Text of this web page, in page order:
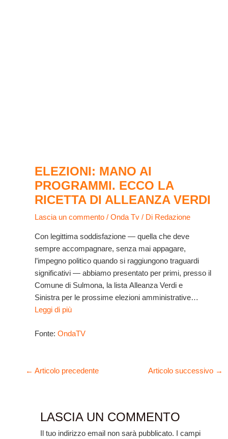
ELEZIONI: MANO AI
PROGRAMMI. ECCO LA
RICETTA DI ALLEANZA VERDI
Lascia un commento / Onda Tv/ Di Redazione
Con legittima soddisfazione — quella che deve
sempre accompagnare, senza mai appagare,
l’impegno politico quando si raggiungono traguardi
significativi — abbiamo presentato per primi, presso il
Comune di Sulmona, la lista Alleanza Verdi e
Sinistra per le prossime elezioni amministrative…
Leggi di più
Fonte: OndaTV
← Articolo precedente Articolo successivo →
LASCIA UN COMMENTO
Il tuo indirizzo email non sarà pubblicato.
I campi